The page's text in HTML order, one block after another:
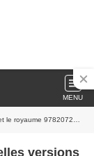
MENU
9782072484926 in French
versions